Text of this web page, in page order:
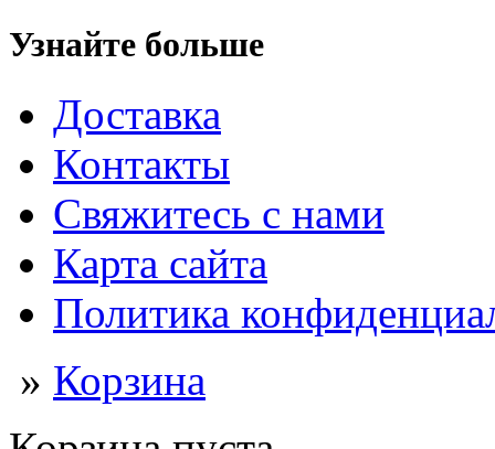
Узнайте больше
Доставка
Контакты
Свяжитесь с нами
Карта сайта
Политика
» Корзина